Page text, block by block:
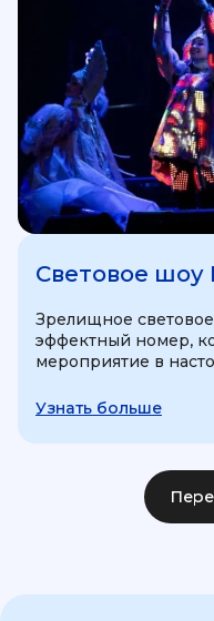
Световое шоу
Зрелищное
эффектный номер,
мероприятие в
Узнать больше